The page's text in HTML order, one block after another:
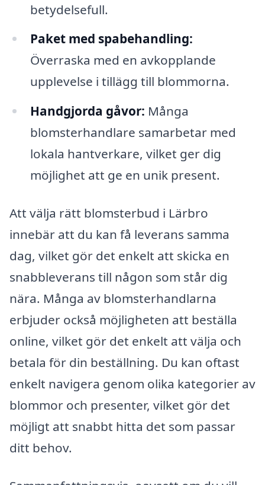
betydelsefull.
Paket med spabehandling:
Överraska med en avkopplande
upplevelse i tillägg till blommorna.
Handgjorda gåvor: Många
blomsterhandlare samarbetar med
lokala hantverkare, vilket ger dig
möjlighet att ge en unik present.
Att välja rätt blomsterbud i Lärbro
innebär att du kan få leverans samma
dag, vilket gör det enkelt att skicka en
snabbleverans till någon som står dig
nära. Många av blomsterhandlarna
erbjuder också möjligheten att beställa
online, vilket gör det enkelt att välja och
betala för din beställning. Du kan oftast
enkelt navigera genom olika kategorier av
blommor och presenter, vilket gör det
möjligt att snabbt hitta det som passar
ditt behov.